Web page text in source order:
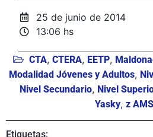
25 de junio de 2014
13:06 hs
CTA, CTERA, EETP,
Modalidad Jóvenes y Adultos,
Nivel Secundario, Nivel
Yasky, z
Etiquetas: